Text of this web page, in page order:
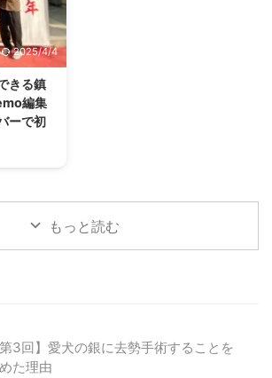
てわんこや
ていた、大
トをお届け
トとは ペ
グッズの
は、国内
す。「人
」をテー
ます。
寺を目指しつつ、犬猫用品店であ
...
2025/4/4
きる鎮
編集
ーで初
は初めての
の場所と
一緒に参
て？
は、お聞
もっと読む
第3回】愛犬の銀に去勢手術することを
た理由